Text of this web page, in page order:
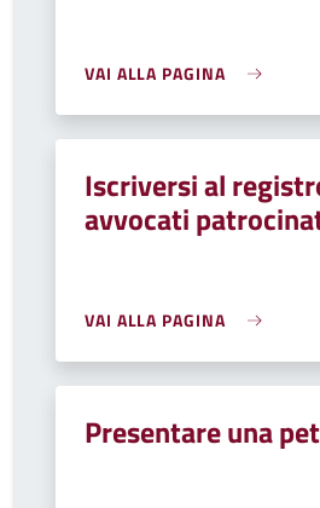
VAI ALLA PAGINA
Iscriversi al
avvocati
VAI ALLA PAGINA
Presentare una